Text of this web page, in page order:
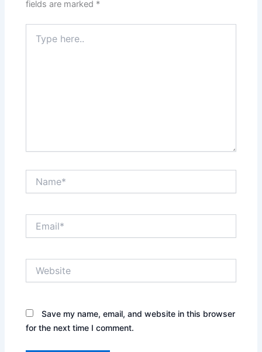
fields are marked *
here..
Save my name, email, and website in this browser
for the next time I comment.